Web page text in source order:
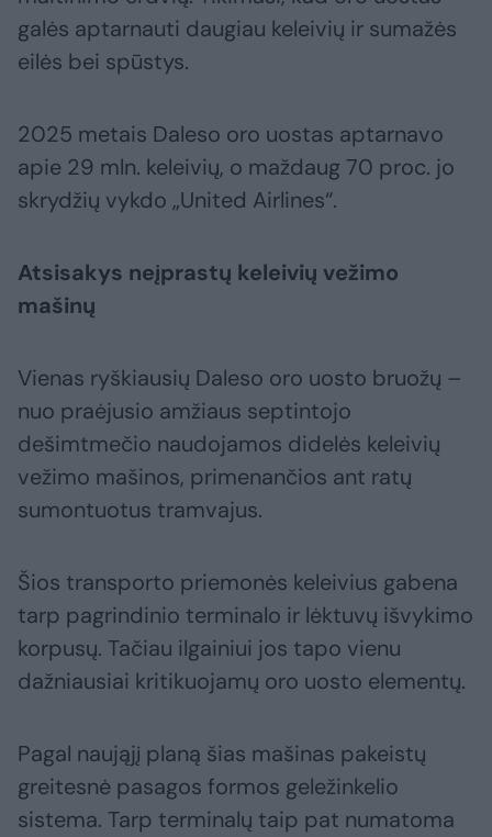
galės aptarnauti daugiau keleivių ir sumažės
eilės bei spūstys.
2025 metais Daleso oro uostas aptarnavo
apie 29 mln. keleivių, o maždaug 70 proc. jo
skrydžių vykdo „United Airlines“.
Atsisakys neįprastų keleivių vežimo
mašinų
Vienas ryškiausių Daleso oro uosto bruožų –
nuo praėjusio amžiaus septintojo
dešimtmečio naudojamos didelės keleivių
vežimo mašinos, primenančios ant ratų
sumontuotus tramvajus.
Šios transporto priemonės keleivius gabena
tarp pagrindinio terminalo ir lėktuvų išvykimo
korpusų. Tačiau ilgainiui jos tapo vienu
dažniausiai kritikuojamų oro uosto elementų.
Pagal naująjį planą šias mašinas pakeistų
greitesnė pasagos formos geležinkelio
sistema. Tarp terminalų taip pat numatoma